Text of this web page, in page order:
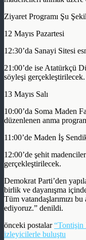
Ziyaret Programı Şu
12 Mayıs Pazartesi
12:30’da Sanayi Sitesi
21:00’de ise Atatürkçü
söyleşi gerçekleştirilecek.
13 Mayıs Salı
10:00’da Soma Maden
düzenlenen anma
11:00’de Maden İş
12:00’de şehit
gerçekleştirilecek.
Demokrat Parti’den
birlik ve dayanışma
Tüm vatandaşlarımızı
ediyoruz.” denildi.
önceki postalar“Tontişin
izleyicilerle buluştu